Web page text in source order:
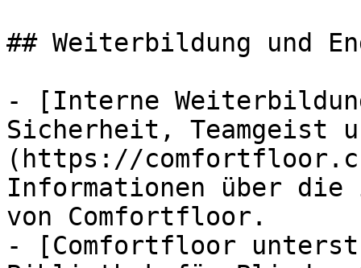
## Weiterbildung und
- [Interne
Sicherheit, Teamgeist
(https://
Informationen über die
von Comfortfloor.
- [Comfortfloor